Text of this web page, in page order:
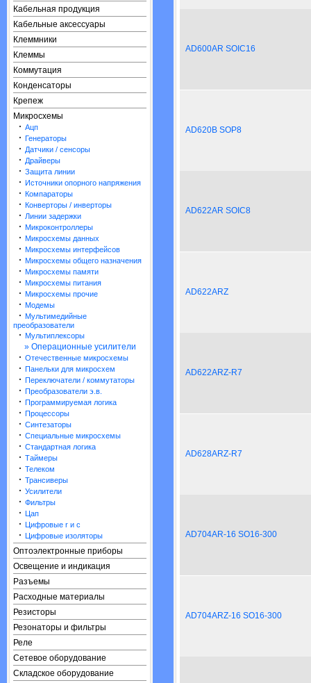
Кабельная продукция
Кабельные аксессуары
Клеммники
Клеммы
Коммутация
Конденсаторы
Крепеж
Микросхемы
· Ацп
· Генераторы
· Датчики / сенсоры
· Драйверы
· Защита линии
· Источники опорного напряжения
· Компараторы
· Конверторы / инверторы
· Линии задержки
· Микроконтроллеры
· Микросхемы данных
· Микросхемы интерфейсов
· Микросхемы общего назначения
· Микросхемы памяти
· Микросхемы питания
· Микросхемы прочие
· Модемы
· Мультимедийные
преобразователи
· Мультиплексоры
» Операционные усилители
· Отечественные микросхемы
· Панельки для микросхем
· Переключатели / коммутаторы
· Преобразователи э.в.
· Программируемая логика
· Процессоры
· Синтезаторы
· Специальные микросхемы
· Стандартная логика
· Таймеры
· Телеком
· Трансиверы
· Усилители
· Фильтры
· Цап
· Цифровые r и c
· Цифровые изоляторы
Оптоэлектронные приборы
Освещение и индикация
Разъемы
Расходные материалы
Резисторы
Резонаторы и фильтры
Реле
Сетевое оборудование
Складское оборудование
AD600AR SOIC16
AD620B SOP8
AD622AR SOIC8
AD622ARZ
AD622ARZ-R7
AD628ARZ-R7
AD704AR-16 SO16-300
AD704ARZ-16 SO16-300